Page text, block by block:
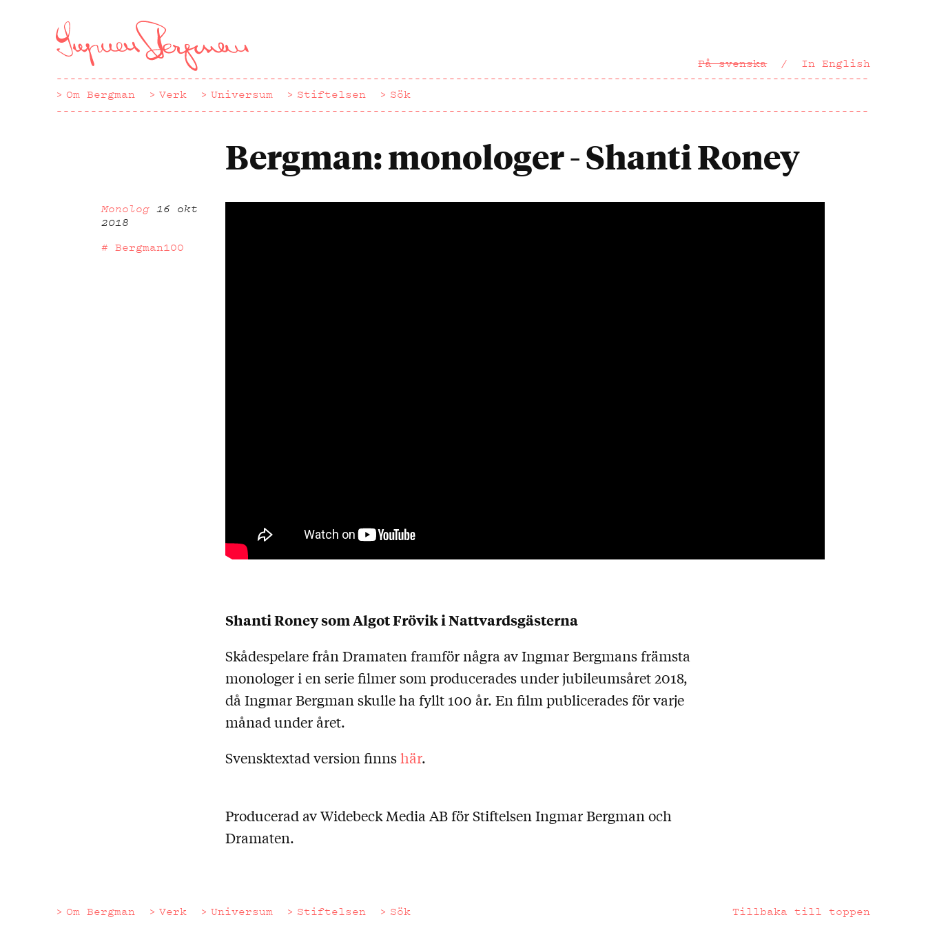
huvudinnehåll
På svenska
In English
Om Bergman Verk Universum Stiftelsen Sök
Bergman: monologer - Shanti Roney
Shanti Roney som Algot Frövik i Nattvardsgästerna
Skådespelare från Dramaten framför några av Ingmar Bergmans främsta
monologer i en serie filmer som producerades under jubileumsåret 2018,
då Ingmar Bergman skulle ha fyllt 100 år. En film publicerades för varje
månad under året.
Svensktextad version finnshär.
Producerad av Widebeck Media AB för Stiftelsen Ingmar Bergman och
Dramaten.
Monolog 16 okt
2018
Bergman100
Tillbaka till toppen
Om Bergman Verk Universum Stiftelsen Sök